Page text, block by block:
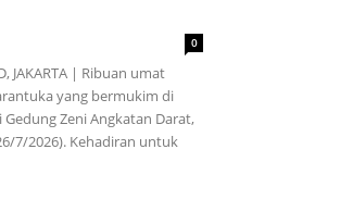
0
JAKARTA | Ribuan umat
yang bermukim di
Zeni Angkatan Darat,
7/2026). Kehadiran untuk